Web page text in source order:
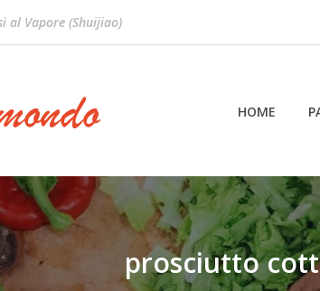
al Vapore (Shuijiao)
HOME
prosciutto